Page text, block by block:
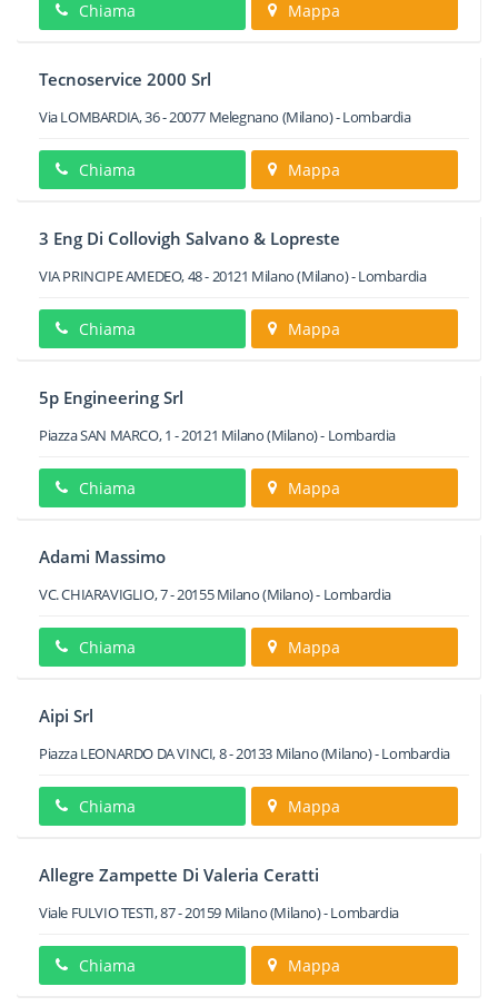
Chiama Mappa
Tecnoservice 2000 Srl
Via LOMBARDIA, 36-20077 Melegnano (Milano) -Lombardia
Chiama Mappa
3 Eng Di Collovigh Salvano & Lopreste
VIA PRINCIPE AMEDEO, 48-20121 Milano(Milano) -Lombardia
Chiama Mappa
5p Engineering Srl
Piazza SAN MARCO, 1 -20121 Milano(Milano) - Lombardia
Chiama Mappa
Adami Massimo
VC. CHIARAVIGLIO, 7-20155 Milano(Milano) - Lombardia
Chiama Mappa
Aipi Srl
Piazza LEONARDO DA VINCI, 8-20133 Milano(Milano) -Lombardia
Chiama Mappa
Allegre Zampette Di Valeria Ceratti
Viale FULVIO TESTI, 87-20159 Milano(Milano) -Lombardia
Chiama Mappa